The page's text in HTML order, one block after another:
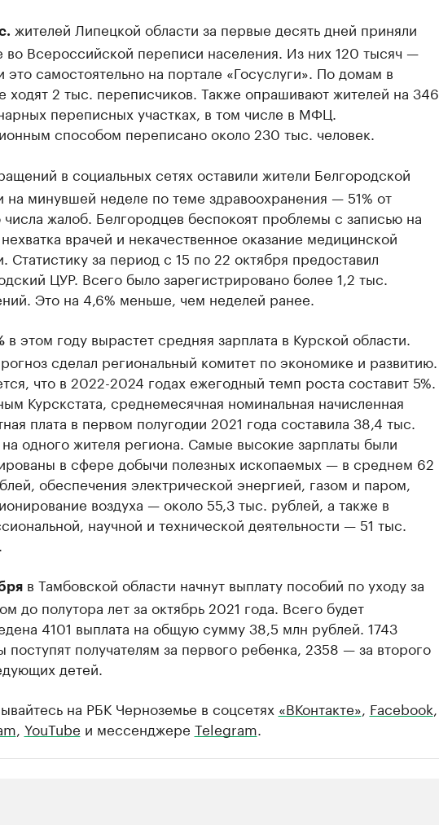
жителей Липецкой области за первые десять дней приняли
во Всероссийской переписи населения. Из них 120 тысяч —
это самостоятельно на портале «Госуслуги». По домам в
ходят 2 тыс. переписчиков. Также опрашивают жителей на 346
переписных участках, в том числе в МФЦ.
способом переписано около 230 тыс. человек.
в социальных сетях оставили жители Белгородской
на минувшей неделе по теме здравоохранения — 51% от
жалоб. Белгородцев беспокоят проблемы с записью на
врачей и некачественное оказание медицинской
Статистику за период с 15 по 22 октября предоставил
ЦУР. Всего было зарегистрировано более 1,2 тыс.
Это на 4,6% меньше, чем неделей ранее.
в этом году вырастет средняя зарплата в Курской области.
сделал региональный комитет по экономике и развитию.
что в 2022-2024 годах ежегодный темп роста составит 5%.
Курскстата, среднемесячная номинальная начисленная
плата в первом полугодии 2021 года составила 38,4 тыс.
одного жителя региона. Самые высокие зарплаты были
в сфере добычи полезных ископаемых — в среднем 62
обеспечения электрической энергией, газом и паром,
воздуха — около 55,3 тыс. рублей, а также в
научной и технической деятельности — 51 тыс.
в Тамбовской области начнут выплату пособий по уходу за
до полутора лет за октябрь 2021 года. Всего будет
4101 выплата на общую сумму 38,5 млн рублей. 1743
поступят получателям за первого ребенка, 2358 — за второго
детей.
на РБК Черноземье в соцсетях «ВКонтакте» Facebook
YouTube и мессенджере Telegram